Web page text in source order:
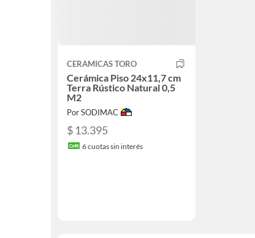
CERAMICAS TORO
Cerámica Piso 24x11,7 cm
Terra Rústico Natural 0,5
M2
Por SODIMAC
$ 13.395
6cuotas sin interés